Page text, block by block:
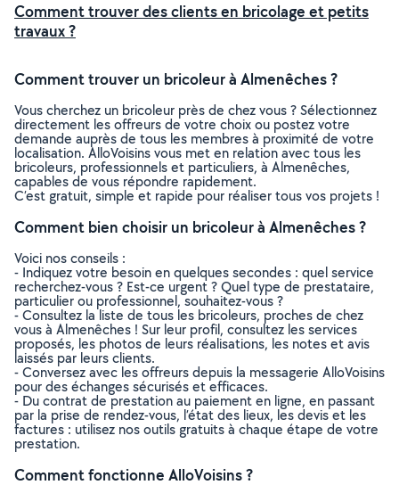
Comment trouver des clients en bricolage et petits
travaux ?
Comment trouver un bricoleur à Almenêches ?
Vous cherchez un bricoleur près de chez vous ? Sélectionnez
directement les offreurs de votre choix ou postez votre
demande auprès de tous les membres à proximité de votre
localisation. AlloVoisins vous met en relation avec tous les
bricoleurs, professionnels et particuliers, à Almenêches,
capables de vous répondre rapidement.
C’est gratuit, simple et rapide pour réaliser tous vos projets !
Comment bien choisir un bricoleur à Almenêches ?
Voici nos conseils :
- Indiquez votre besoin en quelques secondes : quel service
recherchez-vous ? Est-ce urgent ? Quel type de prestataire,
particulier ou professionnel, souhaitez-vous ?
- Consultez la liste de tous les bricoleurs, proches de chez
vous à Almenêches ! Sur leur profil, consultez les services
proposés, les photos de leurs réalisations, les notes et avis
laissés par leurs clients.
- Conversez avec les offreurs depuis la messagerie AlloVoisins
pour des échanges sécurisés et efficaces.
- Du contrat de prestation au paiement en ligne, en passant
par la prise de rendez-vous, l’état des lieux, les devis et les
factures : utilisez nos outils gratuits à chaque étape de votre
prestation.
Comment fonctionne AlloVoisins ?